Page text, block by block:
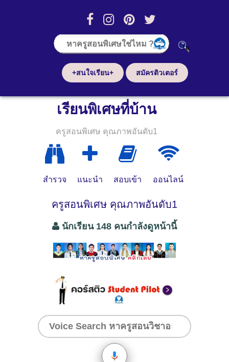
+สนใจเรียน+ สมัครติวเตอร์
เรียนพิเศษที่บ้าน
ครูสอนพิเศษ คุณภาพอันดับ1
สำรวจ แนะนำ สอบเข้า ออนไลน์
ครูสอนพิเศษ คุณภาพอันดับ1
นักเรียน 148 คนกำลังดูหน้านี้